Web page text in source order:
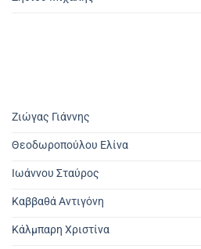
Ζιώγας Γιάννης
Θεοδωροπούλου Ελίνα
Ιωάννου Σταύρος
Καββαθά Αντιγόνη
Κάλμπαρη Χριστίνα